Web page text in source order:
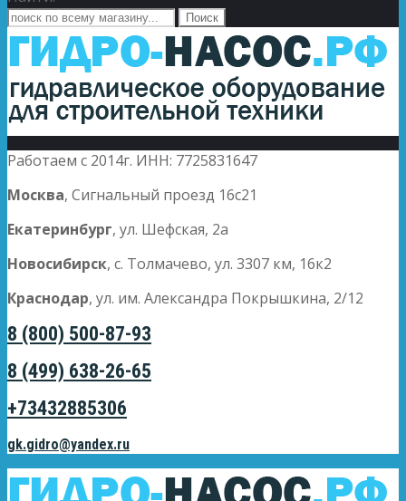
Работаем с 2014г. ИНН: 7725831647
Москва, Сигнальный проезд 16с21
Екатеринбург, ул. Шефская, 2а
Новосибирск, с. Толмачево, ул. 3307 км, 16к2
Краснодар, ул. им. Александра Покрышкина, 2/12
8 (800) 500-87-93
8 (499) 638-26-65
+73432885306
gk.gidro@yandex.ru